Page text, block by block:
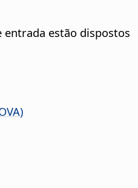
entrada estão dispostos